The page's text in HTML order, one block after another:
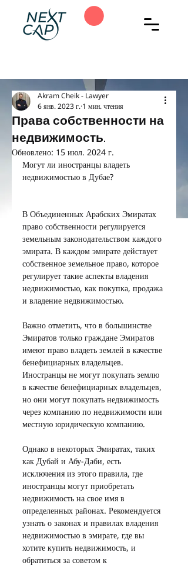
Права собственности на
недвижимость.
Akram Cheik - Lawyer
6 янв. 2023 г. 1 мин. чтения
Обновлено: 15 июл. 2024 г.
Могут ли иностранцы владеть
недвижимостью в Дубае?
В Объединенных Арабских Эмиратах
право собственности регулируется
земельным законодательством каждого
эмирата. В каждом эмирате действует
собственное земельное право, которое
регулирует такие аспекты владения
недвижимостью, как покупка, продажа
и владение недвижимостью.
Важно отметить, что в большинстве
Эмиратов только граждане Эмиратов
имеют право владеть землей в качестве
бенефициарных владельцев.
Иностранцы не могут покупать землю
в качестве бенефициарных владельцев,
но они могут покупать недвижимость
через компанию по недвижимости или
местную юридическую компанию.
Однако в некоторых Эмиратах, таких
как Дубай и Абу-Даби, есть
исключения из этого правила, где
иностранцы могут приобретать
недвижимость на свое имя в
определенных районах. Рекомендуется
узнать о законах и правилах владения
недвижимостью в эмирате, где вы
хотите купить недвижимость, и
обратиться за советом к